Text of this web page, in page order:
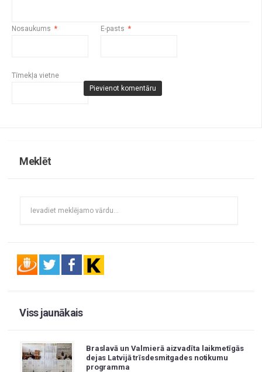
Nosaukums * E-pasts *
Tīmekļa vietne
Meklēt
Viss jaunākais
Braslavā un Valmierā aizvadīta laikmetīgās
dejas Latvijā trīsdesmitgades notikumu
programma